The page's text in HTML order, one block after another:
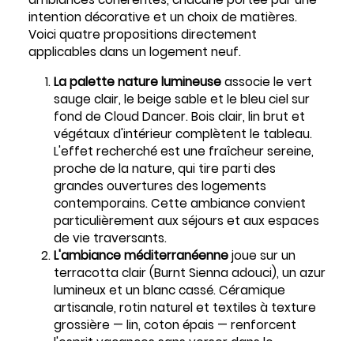
intention décorative et un choix de matières.
Voici quatre propositions directement
applicables dans un logement neuf.
La palette nature lumineuseassocie le vert
sauge clair, le beige sable et le bleu ciel sur
fond de Cloud Dancer. Bois clair, lin brut et
végétaux d'intérieur complètent le tableau.
L'effet recherché est une fraîcheur sereine,
proche de la nature, qui tire parti des
grandes ouvertures des logements
contemporains. Cette ambiance convient
particulièrement aux séjours et aux espaces
de vie traversants.
L'ambiance méditerranéennejoue sur un
terracotta clair (Burnt Sienna adouci), un azur
lumineux et un blanc cassé. Céramique
artisanale, rotin naturel et textiles à texture
grossière — lin, coton épais — renforcent